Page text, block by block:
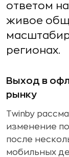
ответом
живое
регионах.
Выход в
рынку
Twinby
изменение
после
мобильных